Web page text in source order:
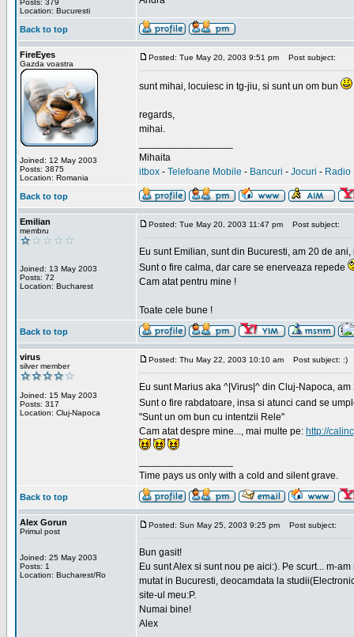
Posts: 379
Location: Bucuresti
Back to top
FireEyes
Gazda voastra
Joined: 12 May 2003
Posts: 3875
Location: Romania
Posted: Tue May 20, 2003 9:51 pm Post subject:
sunt mihai, locuiesc in tg-jiu, si sunt un om bun
regards,
mihai.
Mihaita
itbox - Telefoane Mobile - Bancuri - Jocuri - Radio
Back to top
Emilian
membru
Joined: 13 May 2003
Posts: 72
Location: Bucharest
Posted: Tue May 20, 2003 11:47 pm Post subject:
Eu sunt Emilian, sunt din Bucuresti, am 20 de
Sunt o fire calma, dar care se enerveaza repede
Cam atat pentru mine !
Toate cele bune !
Back to top
virus
silver member
Joined: 15 May 2003
Posts: 317
Location: Cluj-Napoca
Posted: Thu May 22, 2003 10:10 am Post subject: :)
Eu sunt Marius aka ^|Virus|^ din Cluj-Napoca,
Sunt o fire rabdatoare, insa si atunci cand se
"Sunt un om bun cu intentzii Rele"
Cam atat despre mine..., mai multe pe: http://
Time pays us only with a cold and silent grave.
Back to top
Alex Gorun
Primul post
Joined: 25 May 2003
Posts: 1
Location: Bucharest/Ro
Posted: Sun May 25, 2003 9:25 pm Post subject:
Bun gasit!
Eu sunt Alex si sunt nou pe aici:). Pe scurt... m-
mutat in Bucuresti, deocamdata la
site-ul meu:P.
Numai bine!
Alex